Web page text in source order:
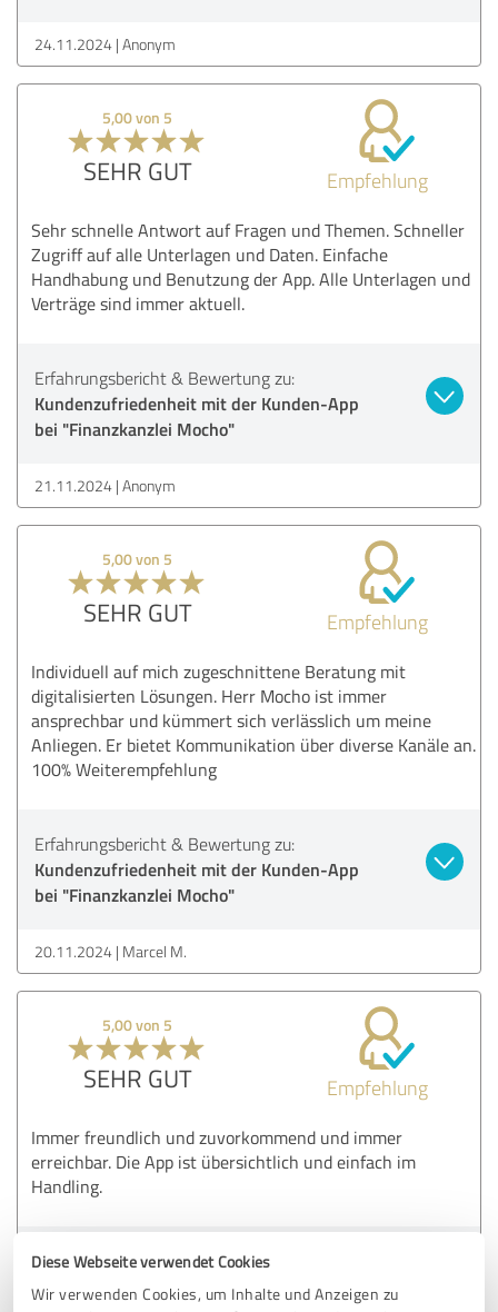
Diese Webseite verwendet Cookies
Wir verwenden Cookies, um Inhalte und Anzeigen zu
24.11.2024 Anonym
5,00 von 5
SEHR GUT Empfehlung
Sehr schnelle Antwort auf Fragen und Themen. Schneller
Zugriff auf alle Unterlagen und Daten. Einfache
Handhabung und Benutzung der App. Alle Unterlagen und
Verträge sind immer aktuell.
Erfahrungsbericht & Bewertung zu:
Kundenzufriedenheit mit der Kunden-App
bei "Finanzkanzlei Mocho"
21.11.2024 Anonym
5,00 von 5
SEHR GUT Empfehlung
Individuell auf mich zugeschnittene Beratung mit
digitalisierten Lösungen. Herr Mocho ist immer
ansprechbar und kümmert sich verlässlich um meine
Anliegen. Er bietet Kommunikation über diverse Kanäle an.
100% Weiterempfehlung
Erfahrungsbericht & Bewertung zu:
Kundenzufriedenheit mit der Kunden-App
bei "Finanzkanzlei Mocho"
20.11.2024 Marcel M.
5,00 von 5
SEHR GUT Empfehlung
Immer freundlich und zuvorkommend und immer
erreichbar. Die App ist übersichtlich und einfach im
Handling.
Erfahrungsbericht & Bewertung zu:
Kundenzufriedenheit mit der Kunden-App